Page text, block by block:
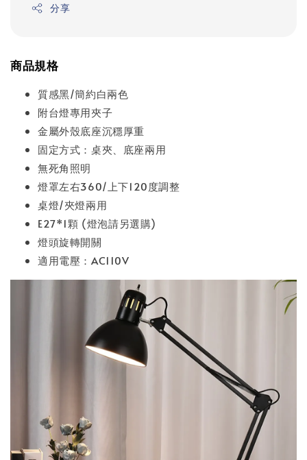
分享
商品規格
質感黑/簡約白兩色
附台燈專用夾子
金屬外殼底座沉穩厚重
固定方式：桌夾、底座兩用
無死角照明
燈罩左右360/上下120度調整
桌燈/夾燈兩用
E27*1顆 (燈泡請另選購)
燈頭旋轉開關
適用電壓：AC110V